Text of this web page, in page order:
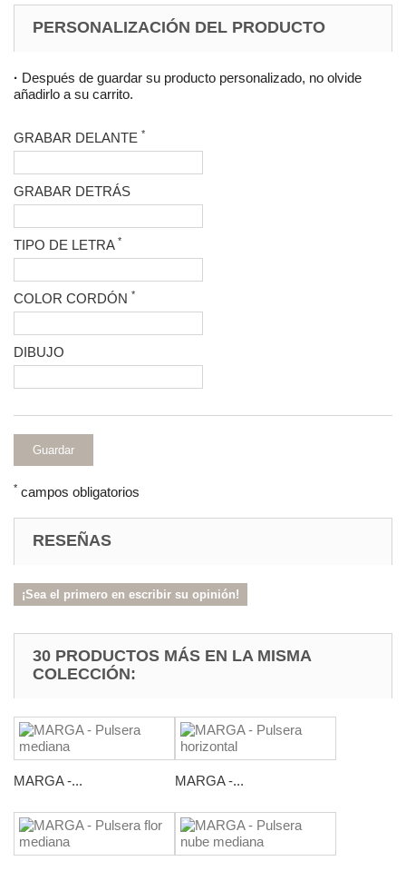
PERSONALIZACIÓN DEL PRODUCTO
· Después de guardar su producto personalizado, no olvide
añadirlo a su carrito.
GRABAR DELANTE *
GRABAR DETRÁS
TIPO DE LETRA *
COLOR CORDÓN *
DIBUJO
Guardar
* campos obligatorios
RESEÑAS
¡Sea el primero en escribir su opinión!
30 PRODUCTOS MÁS EN LA MISMA
COLECCIÓN:
MARGA -... MARGA -...